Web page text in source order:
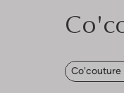
Co'couture